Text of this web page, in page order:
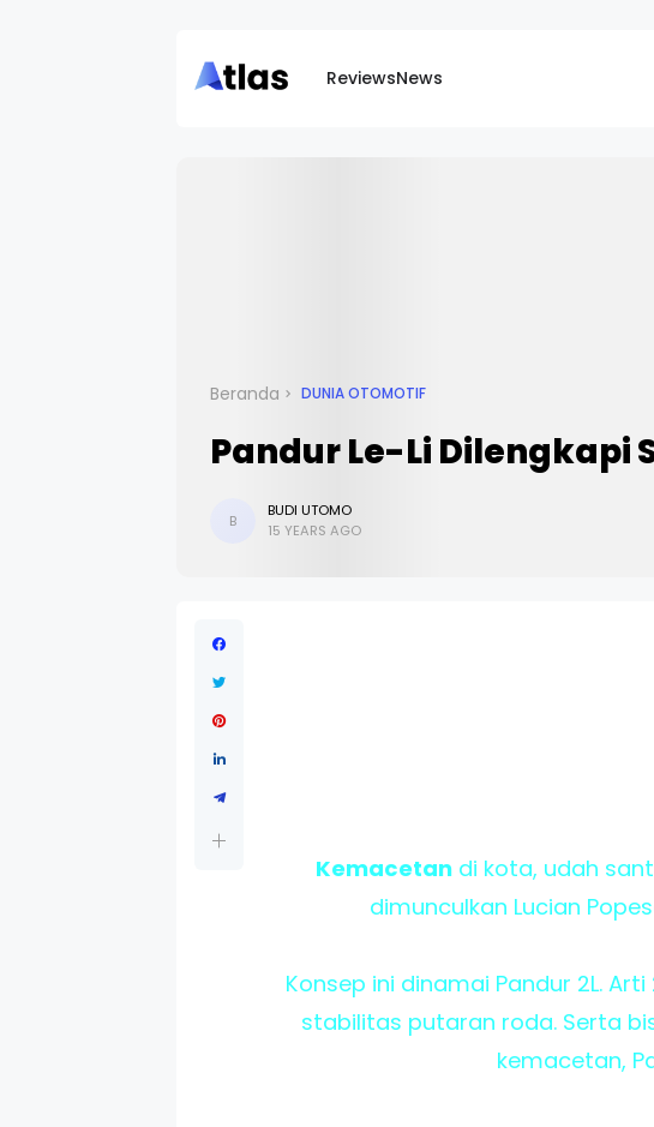
ReviewsNews
Beranda DUNIA OTOMOTIF
Pandur Le-Li Dilengkapi
B
BUDI UTOMO
15 YEARS AGO
Kemacetandi kota, udah
dimunculkan Lucian
Konsep ini dinamai Pandur 2L.
stabilitas putaran roda. Serta
kemacetan,